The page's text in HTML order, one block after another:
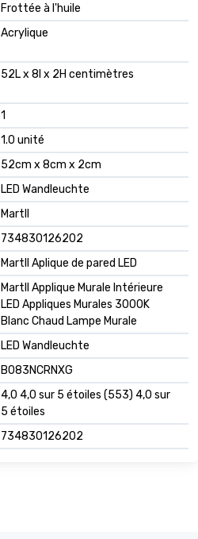
Frottée à l'huile
Acrylique
52L x 8l x 2H centimètres
1
1.0 unité
52cm x 8cm x 2cm
LED Wandleuchte
Martll
734830126202
Martll Aplique de pared LED
Martll Applique Murale Intérieure
LED Appliques Murales 3000K
Blanc Chaud Lampe Murale
LED Wandleuchte
B083NCRNXG
4,0 4,0 sur 5 étoiles (553) 4,0 sur
5 étoiles
734830126202